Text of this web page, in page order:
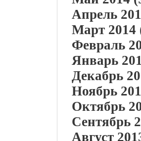
Апрель
Март 2014
Февраль
Январь
Декабрь
Ноябрь
Октябрь
Сентябрь
Август